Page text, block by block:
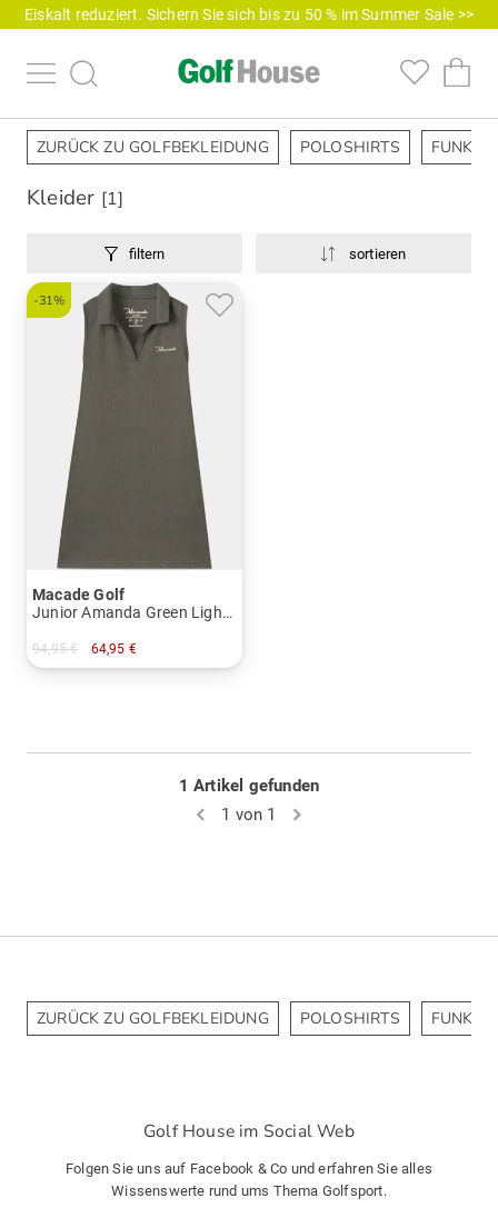
Eiskalt reduziert. Sichern Sie sich bis zu 50 % im Summer Sale >>
ZURÜCK ZU GOLFBEKLEIDUNG POLOSHIRTS
Kleider [1]
filtern sortieren
-31%
Macade Golf
Junior Amanda Green Lightweight Dress Ohne Arm Kleid
94,95 € 64,95 €
in: 140 152
1 Artikel gefunden
1 von 1
ZURÜCK ZU GOLFBEKLEIDUNG POLOSHIRTS
Golf House im Social Web
Folgen Sie uns auf Facebook & Co und erfahren Sie alles
Wissenswerte rund ums Thema Golfsport.